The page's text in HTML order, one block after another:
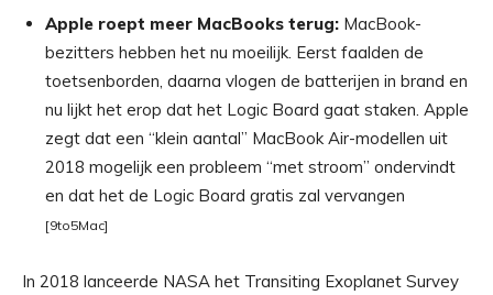
Apple roept meer MacBooks terug: MacBook-
bezitters hebben het nu moeilijk. Eerst faalden de
toetsenborden, daarna vlogen de batterijen in brand en
nu lijkt het erop dat het Logic Board gaat staken. Apple
zegt dat een “klein aantal” MacBook Air-modellen uit
2018 mogelijk een probleem “met stroom” ondervindt
en dat het de Logic Board gratis zal vervangen
[9to5Mac]
In 2018 lanceerde NASA het Transiting Exoplanet Survey